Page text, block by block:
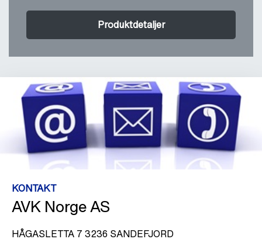
KONTAKT
AVK Norge AS
HÅGASLETTA 7 3236 SANDEFJORD
Produktdetaljer